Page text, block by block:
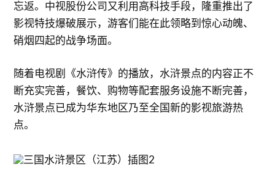
忘返。中视股份公司又利用高科技手段，隆重推出了
影视特技爆破展示，游客们能在此领略到惊心动魄、
硝烟四起的战争场面。
随着电视剧《水浒传》的播放，水浒景点的内容正不
断充实完善，餐饮、购物等配套服务设施不断完善，
水浒景点已成为华东地区乃至全国新的影视旅游热
点。